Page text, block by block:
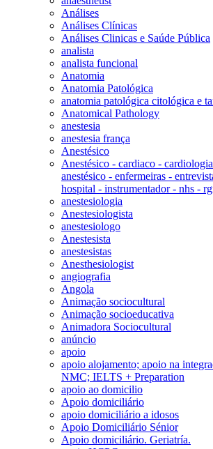
Análises
Análises Clínicas
Análises Clinicas e Saúde Pública
analista
analista funcional
Anatomia
Anatomia Patológica
anatomia patológica citológica e
Anatomical Pathology
anestesia
anestesia frança
Anestésico
Anestésico - cardiaco -
anestésico - enfermeiras -
hospital - instrumentador - nhs -
anestesiologia
Anestesiologista
anestesiologo
Anestesista
anestesistas
Anesthesiologist
angiografia
Angola
Animação sociocultural
Animação socioeducativa
Animadora Sociocultural
anúncio
apoio
apoio alojamento; apoio na
NMC; IELTS + Preparation
apoio ao domicilio
Apoio domiciliário
apoio domiciliário a idosos
Apoio Domiciliário Sénior
Apoio domiciliário. Geriatría.